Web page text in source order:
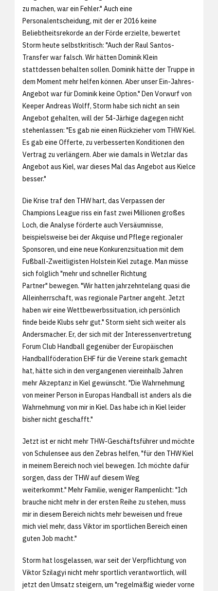
zu machen, war ein Fehler." Auch eine
Personalentscheidung, mit der er 2016 keine
Beliebtheitsrekorde an der Förde erzielte, bewertet
Storm heute selbstkritisch: "Auch der Raul Santos-
Transfer war falsch. Wir hätten Dominik Klein
stattdessen behalten sollen. Dominik hätte der Truppe in
dem Moment mehr helfen können. Aber unser Ein-Jahres-
Angebot war für Dominik keine Option." Den Vorwurf von
Keeper Andreas Wolff, Storm habe sich nicht an sein
Angebot gehalten, will der 54-Järhige dagegen nicht
stehenlassen: "Es gab nie einen Rückzieher vom THW Kiel.
Es gab eine Offerte, zu verbesserten Konditionen den
Vertrag zu verlängern. Aber wie damals in Wetzlar das
Angebot aus Kiel, war dieses Mal das Angebot aus Kielce
besser."
Die Krise traf den THW hart, das Verpassen der
Champions League riss ein fast zwei Millionen großes
Loch, die Analyse förderte auch Versäumnisse,
beispielsweise bei der Akquise und Pflege regionaler
Sponsoren, und eine neue Konkurenzsituation mit dem
Fußball-Zweitligisten Holstein Kiel zutage. Man müsse
sich folglich "mehr und schneller Richtung
Partner" bewegen. "Wir hatten jahrzehntelang quasi die
Alleinherrschaft, was regionale Partner angeht. Jetzt
haben wir eine Wettbewerbssituation, ich persönlich
finde beide Klubs sehr gut." Storm sieht sich weiter als
Andersmacher. Er, der sich mit der Interessenvertretung
Forum Club Handball gegenüber der Europäischen
Handballföderation EHF für die Vereine stark gemacht
hat, hätte sich in den vergangenen viereinhalb Jahren
mehr Akzeptanz in Kiel gewünscht. "Die Wahrnehmung
von meiner Person in Europas Handball ist anders als die
Wahrnehmung von mir in Kiel. Das habe ich in Kiel leider
bisher nicht geschafft."
Jetzt ist er nicht mehr THW-Geschäftsführer und möchte
von Schulensee aus den Zebras helfen, "für den THW Kiel
in meinem Bereich noch viel bewegen. Ich möchte dafür
sorgen, dass der THW auf diesem Weg
weiterkommt." Mehr Familie, weniger Rampenlicht: "Ich
brauche nicht mehr in der ersten Reihe zu stehen, muss
mir in diesem Bereich nichts mehr beweisen und freue
mich viel mehr, dass Viktor im sportlichen Bereich einen
guten Job macht."
Storm hat losgelassen, war seit der Verpflichtung von
Viktor Szilagyi nicht mehr sportlich verantwortlich, will
jetzt den Umsatz steigern, um "regelmäßig wieder vorne